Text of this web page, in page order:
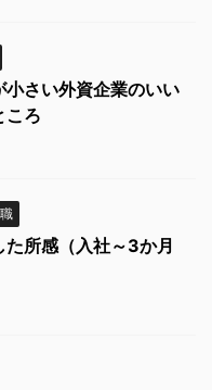
小さい外資企業のいい
ころ
所感（入社～3か月